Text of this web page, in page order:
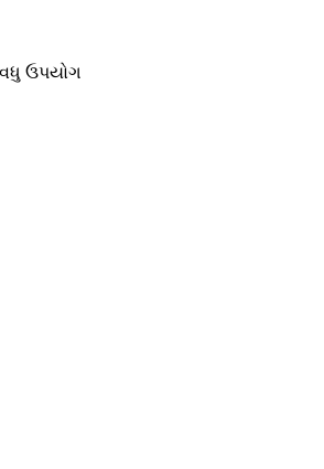
વધુ ઉપયોગ